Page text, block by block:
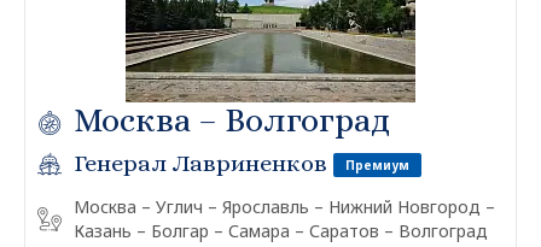
Москва – Волгоград
Генерал Лавриненков Премиум
Москва – Углич – Ярославль – Нижний Новгород –
Казань – Болгар – Самара – Саратов – Волгоград